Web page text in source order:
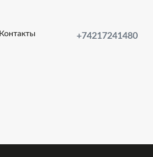
Контакты +74217241480